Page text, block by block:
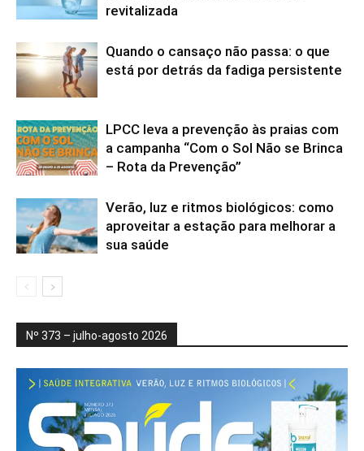
revitalizada
Quando o cansaço não passa: o que
está por detrás da fadiga persistente
LPCC leva a prevenção às praias com
a campanha “Com o Sol Não se Brinca
– Rota da Prevenção”
Verão, luz e ritmos biológicos: como
aproveitar a estação para melhorar a
sua saúde
Nº 373 – julho-agosto 2026